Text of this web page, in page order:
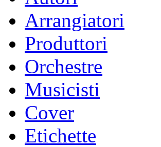
Arrangiatori
Produttori
Orchestre
Musicisti
Cover
Etichette